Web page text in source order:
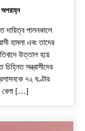
দায়িত্ব পালনকালে
হামলা এবং তাদের
উত্তাল হয়ে
সন্ত্রাসীদের
৭২ ঘণ্টার
বেলা […]